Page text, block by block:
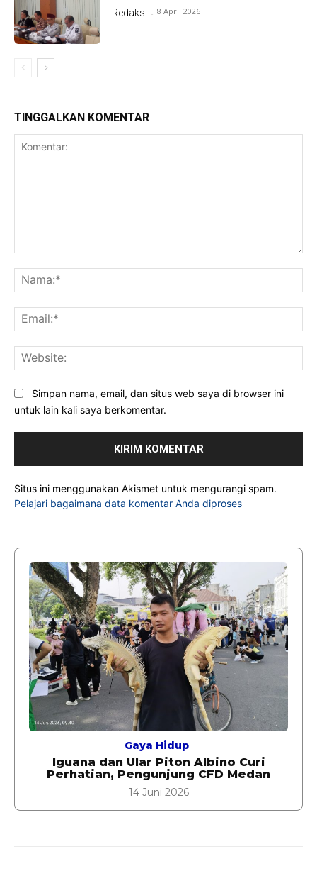
Redaksi - 8 April 2026
TINGGALKAN KOMENTAR
Simpan nama, email, dan situs web saya di browser ini
untuk lain kali saya berkomentar.
Situs ini menggunakan Akismet untuk mengurangi spam.
Pelajari bagaimana data komentar Anda diproses
Gaya Hidup
Iguana dan Ular Piton Albino Curi
Perhatian, Pengunjung CFD Medan
14 Juni 2026